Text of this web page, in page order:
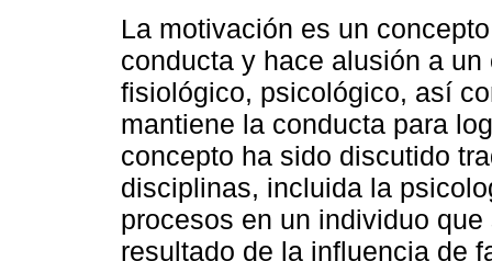
La motivación es un
conducta y hace alusión a
fisiológico, psicológico, así
mantiene la conducta para
concepto ha sido discutido
disciplinas, incluida la
procesos en un individuo
resultado de la influencia de